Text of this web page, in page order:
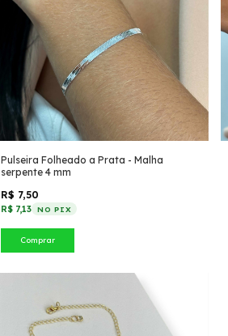
Pulseira Folheado a Prata - Malha
serpente 4 mm
R$ 7,50
R$ 7,13 NO PIX
Comprar